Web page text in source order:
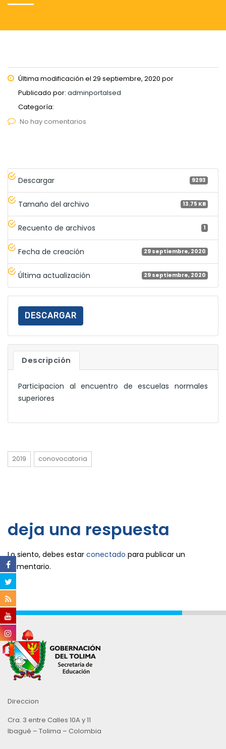
Última modificación el 29 septiembre, 2020 por
Publicado por: adminportalsed
Categoría:
No hay comentarios
Descargar 9293
Tamaño del archivo 13.75 KB
Recuento de archivos 1
Fecha de creación 29 septiembre, 2020
Última actualización 29 septiembre, 2020
DESCARGAR
Descripción
Participacion al encuentro de escuelas normales
superiores
2019 conovocatoria
deja una respuesta
Lo siento, debes estar conectado para publicar un
comentario.
Direccion
Cra. 3 entre Calles 10A y 11
Ibagué – Tolima – Colombia